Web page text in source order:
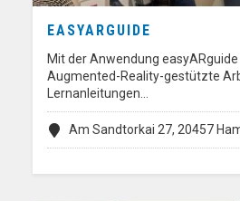
EASYARGUIDE
Mit der Anwendung
Augmented-Reality-gestützte
Lernanleitungen…
Am Sandtorkai 27, 20457